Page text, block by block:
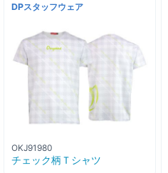
DPスタッフウェア
OKJ91980
チェック柄Ｔシャツ